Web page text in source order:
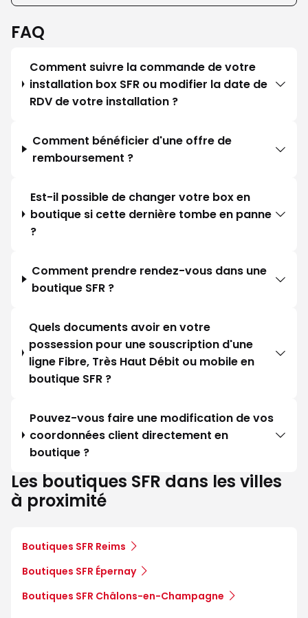
FAQ
Comment suivre la commande de votre
installation box SFR ou modifier la date de
RDV de votre installation ?
Comment bénéficier d'une offre de
remboursement ?
Est-il possible de changer votre box en
boutique si cette dernière tombe en panne
?
Comment prendre rendez-vous dans une
boutique SFR ?
Quels documents avoir en votre
possession pour une souscription d'une
ligne Fibre, Très Haut Débit ou mobile en
boutique SFR ?
Pouvez-vous faire une modification de vos
coordonnées client directement en
boutique ?
Les boutiques SFR dans les villes
à proximité
Boutiques SFR Reims
Boutiques SFR Épernay
Boutiques SFR Châlons-en-Champagne